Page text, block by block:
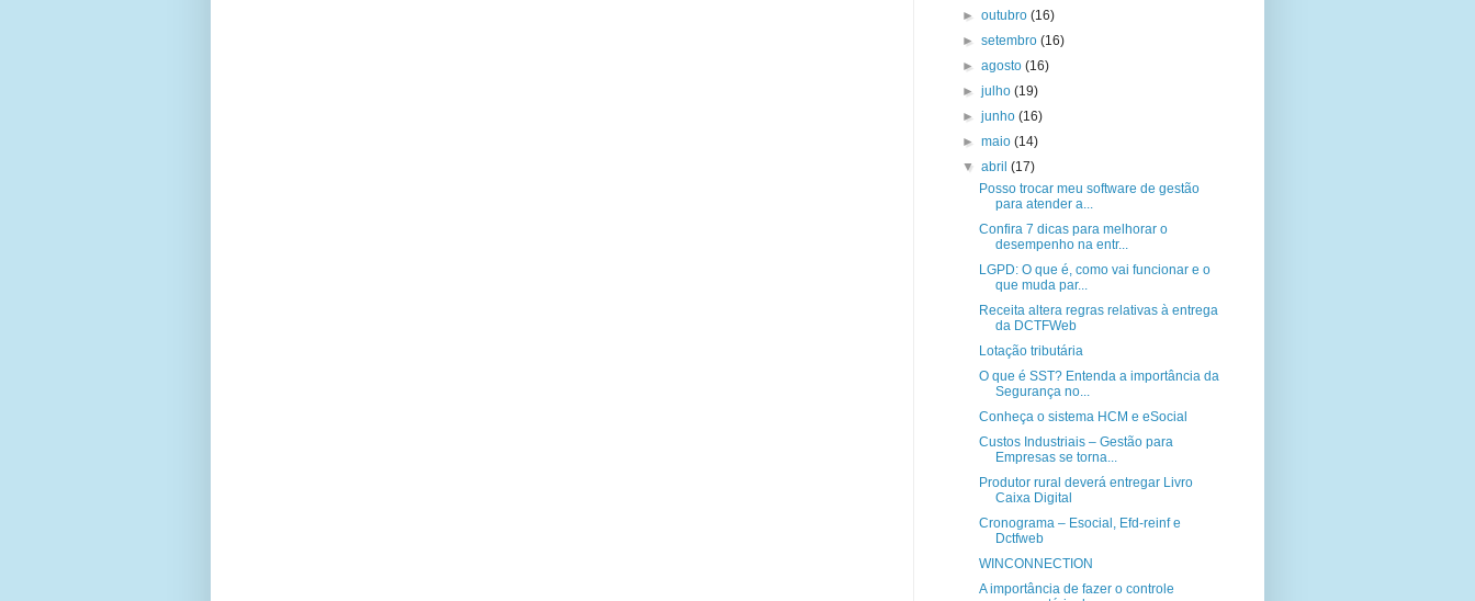
►outubro(16)
►setembro(16)
►agosto(16)
►julho(19)
►junho(16)
►maio(14)
▼abril(17)
Posso trocar meu software de gestão
para atender a...
Confira 7 dicas para melhorar o
desempenho na entr...
LGPD: O que é, como vai funcionar e o
que muda par...
Receita altera regras relativas à entrega
da DCTFWeb
Lotação tributária
O que é SST? Entenda a importância da
Segurança no...
Conheça o sistema HCM e eSocial
Custos Industriais – Gestão para
Empresas se torna...
Produtor rural deverá entregar Livro
Caixa Digital
Cronograma – Esocial, Efd-reinf e
Dctfweb
WINCONNECTION
A importância de fazer o controle